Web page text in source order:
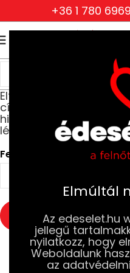
Elmúltál
Az edeselet.hu
jellegű
nyilatkozz, hogy
Weboldalunk
az
+36 1 780 6969
Elfelejtett jelszó? A
cím megadását
hivatkozást, amelynek
létrehozni email-en
Felhasználónév vagy e-
ÚJ